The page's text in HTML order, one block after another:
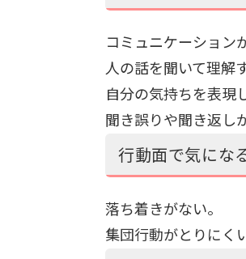
コミュニケーション
人の話を聞いて理解
自分の気持ちを表現
聞き誤りや聞き返し
行動面で気にな
落ち着きがない。
集団行動がとりにく